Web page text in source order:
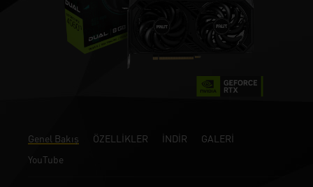
Genel Bakış ÖZELLİKLER İNDİR
GALERİ
YouTube